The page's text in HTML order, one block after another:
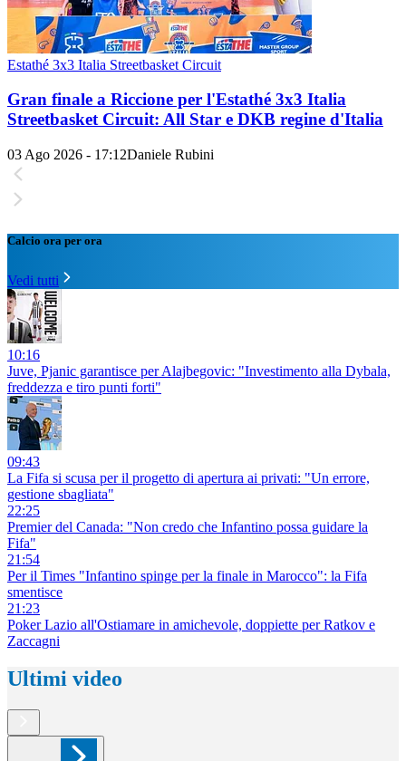
Estathé 3x3 Italia Streetbasket Circuit
Gran finale a Riccione per l'Estathé 3x3 Italia
Streetbasket Circuit: All Star e DKB regine d'Italia
03 Ago 2026 - 17:12Daniele Rubini
Calcio ora per ora
Vedi tutti
10:16
Juve, Pjanic garantisce per Alajbegovic: "Investimento alla Dybala,
freddezza e tiro punti forti"
09:43
La Fifa si scusa per il progetto di apertura ai privati: "Un errore,
gestione sbagliata"
22:25
Premier del Canada: "Non credo che Infantino possa guidare la
Fifa"
21:54
Per il Times "Infantino spinge per la finale in Marocco": la Fifa
smentisce
21:23
Poker Lazio all'Ostiamare in amichevole, doppiette per Ratkov e
Zaccagni
Ultimi video